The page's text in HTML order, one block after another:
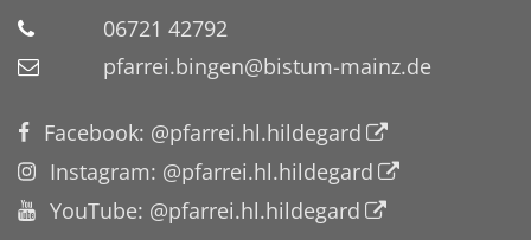
06721 42792
pfarrei.bingen@bistum-mainz.de
Facebook: @pfarrei.hl.hildegard
Instagram: @pfarrei.hl.hildegard
YouTube: @pfarrei.hl.hildegard